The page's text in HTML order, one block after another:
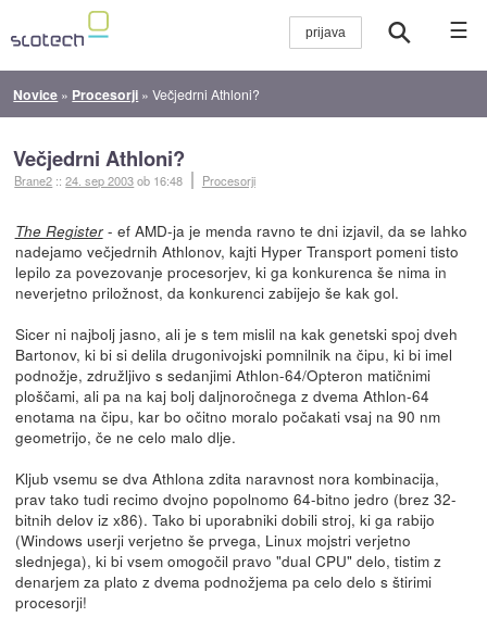
☰
Novice » Procesorji »Večjedrni Athloni?
Večjedrni Athloni?
Brane2 ::24. sep 2003ob 16:48 Procesorji
The Register- ef AMD-ja je menda ravno te dni izjavil, da se lahko
nadejamo večjedrnih Athlonov, kajti Hyper Transport pomeni tisto
lepilo za povezovanje procesorjev, ki ga konkurenca še nima in
neverjetno priložnost, da konkurenci zabijejo še kak gol.
Sicer ni najbolj jasno, ali je s tem mislil na kak genetski spoj dveh
Bartonov, ki bi si delila drugonivojski pomnilnik na čipu, ki bi imel
podnožje, združljivo s sedanjimi Athlon-64/Opteron matičnimi
ploščami, ali pa na kaj bolj daljnoročnega z dvema Athlon-64
enotama na čipu, kar bo očitno moralo počakati vsaj na 90 nm
geometrijo, če ne celo malo dlje.
Kljub vsemu se dva Athlona zdita naravnost nora kombinacija,
prav tako tudi recimo dvojno popolnomo 64-bitno jedro (brez 32-
bitnih delov iz x86). Tako bi uporabniki dobili stroj, ki ga rabijo
(Windows userji verjetno še prvega, Linux mojstri verjetno
slednjega), ki bi vsem omogočil pravo "dual CPU" delo, tistim z
denarjem za plato z dvema podnožjema pa celo delo s štirimi
procesorji!